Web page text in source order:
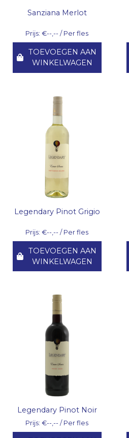
Sanziana Merlot
Prijs: €--,-- / Per fles
TOEVOEGEN AAN
WINKELWAGEN
Legendary Pinot Grigio
Prijs: €--,-- / Per fles
TOEVOEGEN AAN
WINKELWAGEN
Legendary Pinot Noir
Prijs: €--,-- / Per fles